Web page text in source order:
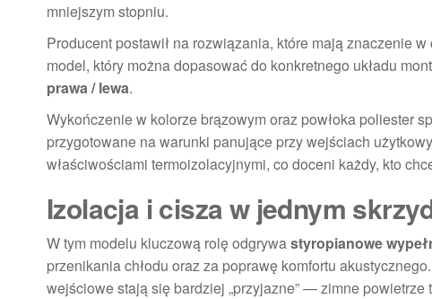
mniejszym stopniu.
Producent postawił na rozwiązania, które mają znaczenie
model, który można dopasować do konkretnego układu
prawa / lewa.
Wykończenie w kolorze brązowym oraz powłoka poliester
przygotowane na warunki panujące przy wejściach
właściwościami termoizolacyjnymi, co doceni każdy, kto
Izolacja i cisza w jednym
W tym modelu kluczową rolę odgrywastyropianowe
przenikania chłodu oraz za poprawę komfortu
wejściowe stają się bardziej „przyjazne” — zimne